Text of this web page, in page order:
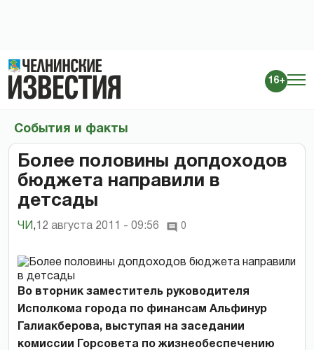
16+
События и факты
Более половины допдоходов
бюджета направили в
детсады
ЧИ , 12 августа 2011 - 09:56 0
Во вторник заместитель руководителя
Исполкома города по финансам Альфинур
Галиакберова, выступая на заседании
комиссии Горсовета по жизнеобеспечению